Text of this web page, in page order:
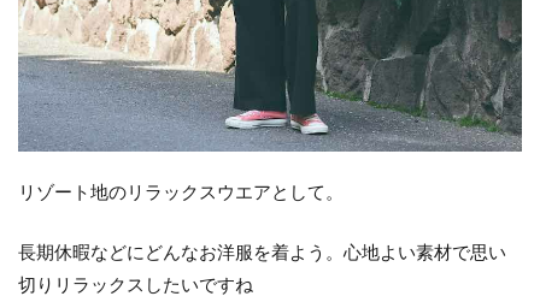
リゾート地のリラックスウエアとして。
長期休暇などにどんなお洋服を着よう。心地よい素材で思い
切りリラックスしたいですね